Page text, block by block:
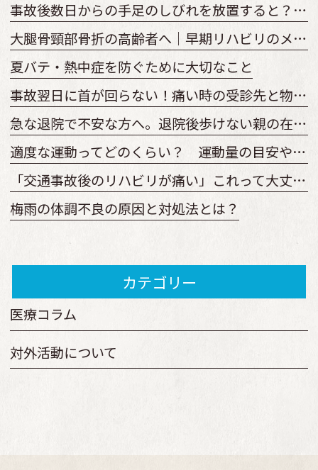
事故後数日からの手足のしびれを放置すると？原因と受診の目安
大腿骨頸部骨折の高齢者へ｜早期リハビリのメリットと開始時期を解説
夏バテ・熱中症を防ぐために大切なこと
事故翌日に首が回らない！痛い時の受診先と物損からの変更手順
急な退院で不安な方へ。退院後歩けない親の在宅復帰とリハビリ準備
適度な運動ってどのくらい？ 運動量の目安やどのくらい続けるべきか
「交通事故後のリハビリが痛い」これって大丈夫？ 回復を早めるリハビリとは
梅雨の体調不良の原因と対処法とは？
カテゴリー
医療コラム
対外活動について